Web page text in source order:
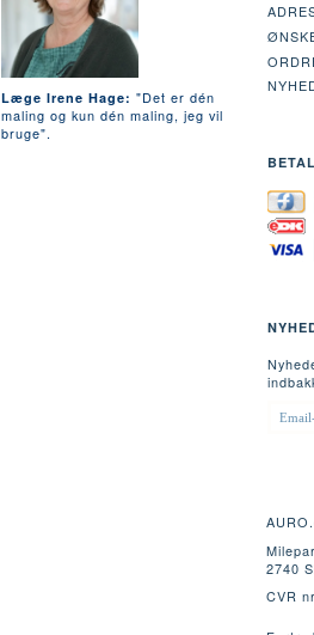
Læge Irene Hage: "Det er dén
maling og kun dén maling, jeg vil
bruge".
EMAIL-
2740
CVR